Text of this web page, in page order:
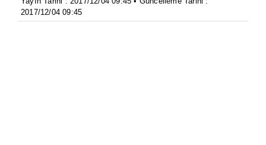
2017/12/04 09:45